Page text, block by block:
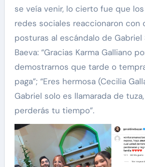
se veía venir, lo cierto fue que
redes sociales reaccionaron con
posturas al escándalo de Gabriel
Baeva: “Gracias Karma Galliano
demostrarnos que tarde o
paga”; “Eres hermosa (Cecilia
Gabriel solo es llamarada de
perderás tu tiempo”.